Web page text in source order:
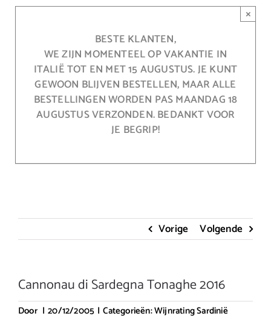
BESTE KLANTEN,
WE ZIJN MOMENTEEL OP VAKANTIE IN
ITALIË TOT EN MET 15 AUGUSTUS. JE KUNT
GEWOON BLIJVEN BESTELLEN, MAAR ALLE
BESTELLINGEN WORDEN PAS MAANDAG 18
AUGUSTUS VERZONDEN. BEDANKT VOOR
JE BEGRIP!
×
Vorige Volgende
Cannonau di Sardegna Tonaghe 2016
Door | 20/12/2005 | Categorieën:Wijnrating Sardinië